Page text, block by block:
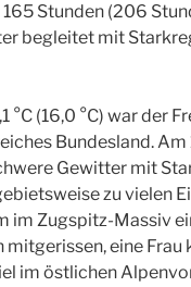
Stunden (206
begleitet mit
°C (16,0 °C) war der
Bundesland.
Gewitter mit
zu vielen
im Zugspitz-Massiv
mitgerissen, eine
im östlichen